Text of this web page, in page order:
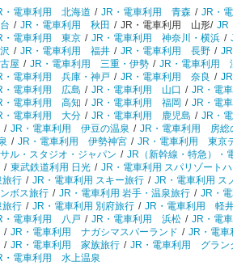
・電車利用 北海道 / JR・電車利用 青森 / JR・
/ JR・電車利用 秋田 / JR・電車利用 山形/ JR
・電車利用 東京 / JR・電車利用 神奈川・横浜 /
/ JR・電車利用 福井 / JR・電車利用 長野 /
屋 / JR・電車利用 三重・伊勢 / JR・電車利用
・電車利用 兵庫・神戸 / JR・電車利用 奈良 /
・電車利用 広島 / JR・電車利用 山口 / JR・電
・電車利用 高知 / JR・電車利用 福岡 / JR・電
・電車利用 大分 / JR・電車利用 鹿児島 / JR・
/ JR・電車利用 伊豆の温泉 / JR・電車利用 房総
/ JR・電車利用 伊勢神宮 / JR・電車利用 東京
ル・スタジオ・ジャパン / JR（新幹線・特急）・
/ 東武鉄道利用 日光 / JR・電車利用 スパリゾート
旅行 / JR・電車利用 スキー旅行 / JR・電車利用 ス
ボス旅行 / JR・電車利用 岩手・温泉旅行 / JR・
旅行 / JR・電車利用 別府旅行 / JR・電車利用 軽
・電車利用 八戸 / JR・電車利用 浜松 / JR・電
/ JR・電車利用 ナガシマスパーランド / JR・電
/ JR・電車利用 家族旅行 / JR・電車利用 グラン
・電車利用 水上温泉